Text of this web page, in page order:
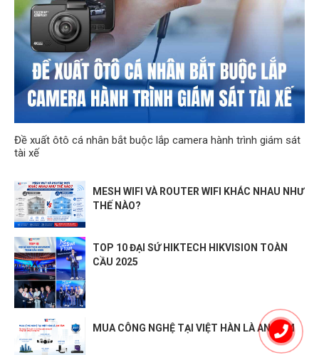
Đề xuất ôtô cá nhân bắt buộc lắp camera hành trình giám sát
tài xế
MESH WIFI VÀ ROUTER WIFI KHÁC NHAU NHƯ
THẾ NÀO?
TOP 10 ĐẠI SỨ HIKTECH HIKVISION TOÀN
CẦU 2025
MUA CÔNG NGHỆ TẠI VIỆT HÀN LÀ AN TÂM